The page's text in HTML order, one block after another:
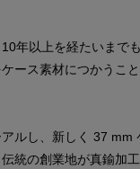
年以上を経たいまで
ース素材につかうこ
ルし、新しく 37
統の創業地が真鍮加